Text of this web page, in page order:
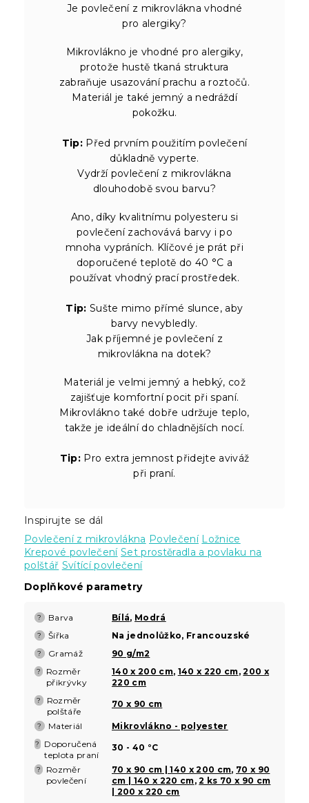
Je povlečení z mikrovlákna vhodné
pro alergiky?
Mikrovlákno je vhodné pro alergiky,
protože hustě tkaná struktura
zabraňuje usazování prachu a roztočů.
Materiál je také jemný a nedráždí
pokožku.
Tip: Před prvním použitím povlečení
důkladně vyperte.
Vydrží povlečení z mikrovlákna
dlouhodobě svou barvu?
Ano, díky kvalitnímu polyesteru si
povlečení zachovává barvy i po
mnoha vypráních. Klíčové je prát při
doporučené teplotě do 40 °C a
používat vhodný prací prostředek.
Tip: Sušte mimo přímé slunce, aby
barvy nevybledly.
Jak příjemné je povlečení z
mikrovlákna na dotek?
Materiál je velmi jemný a hebký, což
zajišťuje komfortní pocit při spaní.
Mikrovlákno také dobře udržuje teplo,
takže je ideální do chladnějších nocí.
Tip: Pro extra jemnost přidejte aviváž
při praní.
Inspirujte se dál
Povlečení z mikrovlákna Povlečení Ložnice
Krepové povlečení Set prostěradla a povlaku na
polštář Svítící povlečení
Doplňkové parametry
? Barva Bílá, Modrá
? Šířka Na jednolůžko, Francouzské
? Gramáž 90 g/m2
?
Rozměr
přikrývky
140 x 200 cm, 140 x 220 cm,200 x
220 cm
?
Rozměr
polštáře
70 x 90 cm
? Materiál Mikrovlákno - polyester
?
Doporučená
teplota praní
30 - 40 °C
?
Rozměr
povlečení
70 x 90 cm | 140 x 200 cm, 70 x 90
cm | 140 x 220 cm,2 ks 70 x 90 cm
| 200 x 220 cm